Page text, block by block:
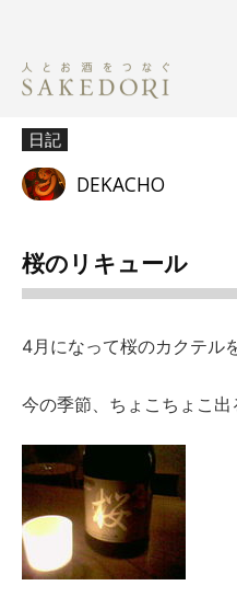
日記
DEKACHO
桜のリキュール
4月になって桜のカクテル
今の季節、ちょこちょこ出